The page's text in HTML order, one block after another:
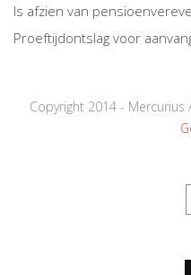
Is afzien van
Proeftijdontslag voor
Copyright 2014 -